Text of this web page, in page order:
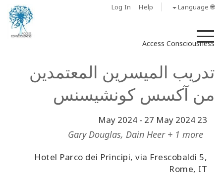
Log In Help 🌐 Language
Access Consciousness
تدريب الميسرين المعتمدين
من آكسس كونشيسنس
23 May 2024
- 27 May 2024
Gary Douglas, Dain Heer + 1 more
Hotel Parco dei Principi, via Frescobaldi 5,
Rome, IT